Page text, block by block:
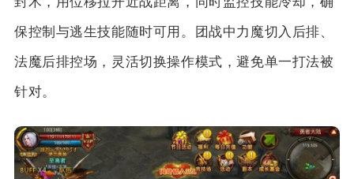
保控制与逃生技能随时可用。团战中力魔切入后排、
法魔后排控场，灵活切换操作模式，避免单一打法被
针对。